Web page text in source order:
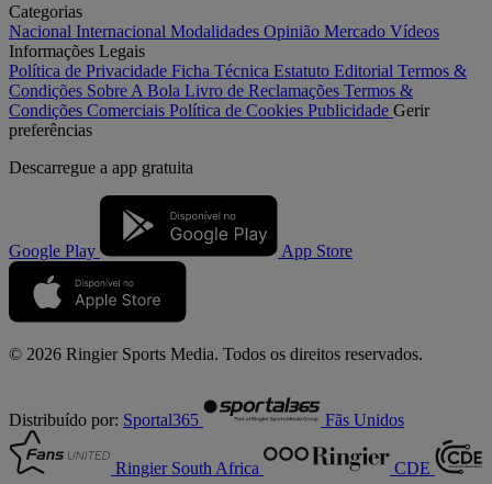
Categorias
Nacional Internacional Modalidades Opinião Mercado Vídeos
Informações Legais
Política de Privacidade Ficha Técnica Estatuto Editorial Termos &
Condições Sobre A Bola Livro de Reclamações Termos &
Condições Comerciais Política de Cookies Publicidade Gerir
preferências
Descarregue a app gratuita
Google Play App Store
© 2026 Ringier Sports Media. Todos os direitos reservados.
Distribuído por: Sportal365 Fãs Unidos
Ringier South Africa CDE